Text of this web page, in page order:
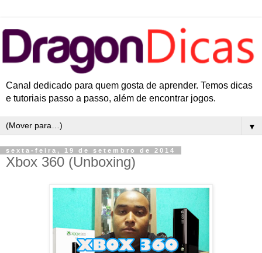
Canal dedicado para quem gosta de aprender. Temos dicas
e tutoriais passo a passo, além de encontrar jogos.
▼
sexta-feira, 19 de setembro de 2014
Xbox 360 (Unboxing)